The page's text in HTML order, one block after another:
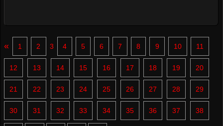
« 1 2 3 4 5 6 7 8 9 10 11
12 13 14 15 16 17 18 19 20
21 22 23 24 25 26 27 28 29
30 31 32 33 34 35 36 37 38